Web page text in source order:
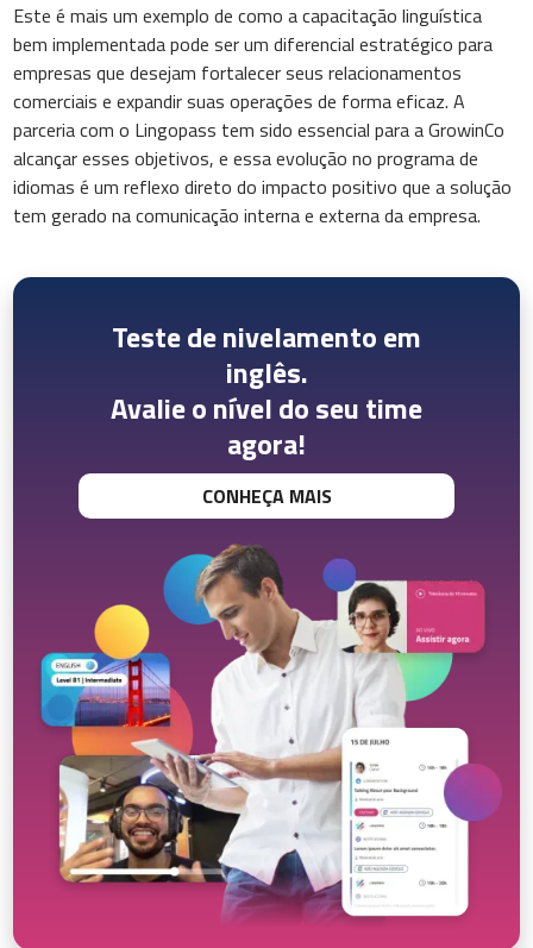
Este é mais um exemplo de como a capacitação linguística
bem implementada pode ser um diferencial estratégico para
empresas que desejam fortalecer seus relacionamentos
comerciais e expandir suas operações de forma eficaz. A
parceria com o Lingopass tem sido essencial para a GrowinCo
alcançar esses objetivos, e essa evolução no programa de
idiomas é um reflexo direto do impacto positivo que a solução
tem gerado na comunicação interna e externa da empresa.
Teste de nivelamento em
inglês.
Avalie o nível do seu time
agora!
CONHEÇA MAIS